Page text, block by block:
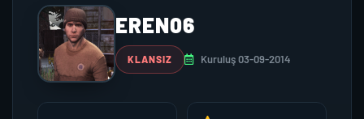
EREN06
KLANSIZ Kuruluş 03-09-2014